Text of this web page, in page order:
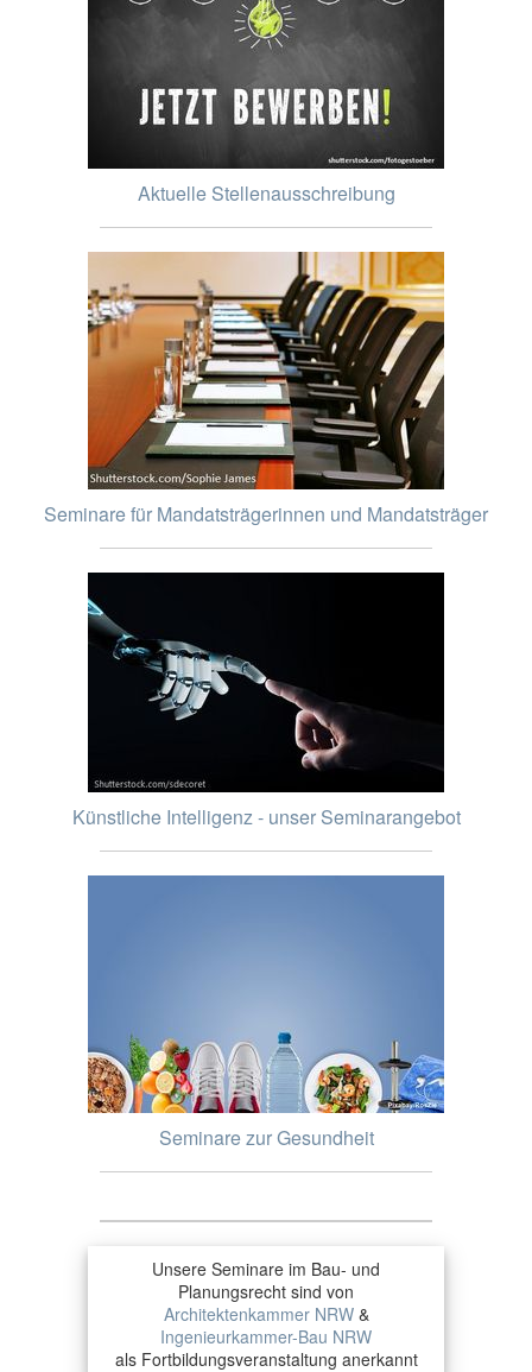
Aktuelle Stellenausschreibung
Seminare für Mandatsträgerinnen und Mandatsträger
Künstliche Intelligenz - unser Seminarangebot
Seminare zur Gesundheit
Unsere Seminare im Bau- und
Planungsrecht sind von
Architektenkammer NRW&
Ingenieurkammer-Bau NRW
als Fortbildungsveranstaltung anerkannt